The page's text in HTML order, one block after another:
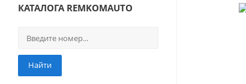
КАТАЛОГА REMKOMAUTO
Найти